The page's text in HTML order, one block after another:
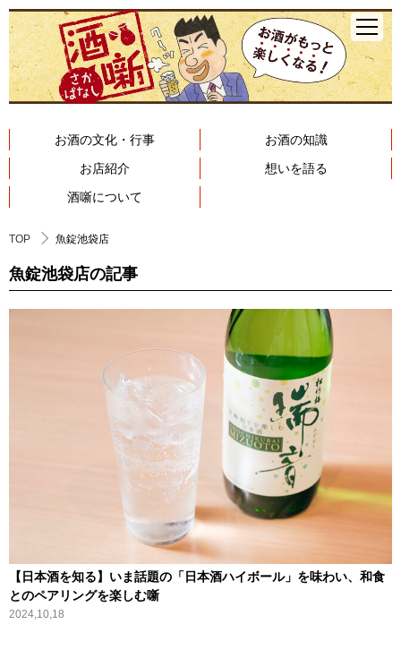
お酒の文化・行事
お酒の知識
お店紹介
想いを語る
酒噺について
TOP 魚錠池袋店
魚錠池袋店の記事
【日本酒を知る】いま話題の「日本酒ハイボール」を味わい、和食
とのペアリングを楽しむ噺
2024,10,18